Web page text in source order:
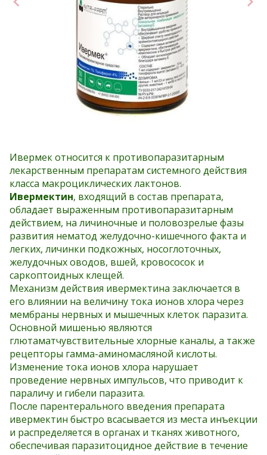
Ивермек относится к противопаразитарным
лекарственным препаратам системного действия
класса макроциклических лактонов.
Ивермектин, входящий в состав препарата,
обладает выраженным противопаразитарным
действием, на личиночные и половозрелые фазы
развития нематод желудочно-кишечного факта и
легких, личинки подкожных, носоглоточных,
желудочных оводов, вшей, кровососок и
саркоптоидных клещей.
Механизм действия ивермектина заключается в
его влиянии на величину тока ионов хлора через
мембраны нервных и мышечных клеток паразита.
Основной мишенью являются
глютаматчувствительные хлорные каналы, а также
рецепторы гамма-аминомасляной кислоты.
Изменение тока ионов хлора нарушает
проведение нервных импульсов, что приводит к
параличу и гибели паразита.
После парентерального введения препарата
ивермектин быстро всасывается из места инъекции
и распределяется в органах и тканях животного,
обеспечивая паразитоцидное действие в течение